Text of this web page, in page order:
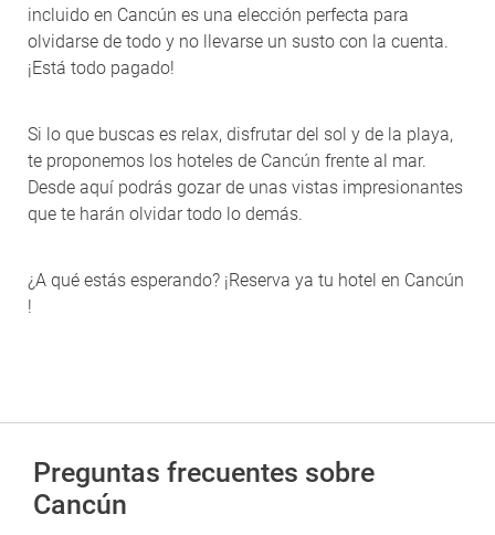
incluido en Cancún es una elección perfecta para
olvidarse de todo y no llevarse un susto con la cuenta.
¡Está todo pagado!
Si lo que buscas es relax, disfrutar del sol y de la playa,
te proponemos los hoteles de Cancún frente al mar.
Desde aquí podrás gozar de unas vistas impresionantes
que te harán olvidar todo lo demás.
¿A qué estás esperando? ¡Reserva ya tu hotel en Cancún
!
Preguntas frecuentes sobre
Cancún